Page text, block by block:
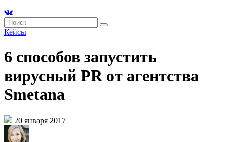
Кейсы
6 способов запустить
вирусный PR от агентства
Smetana
20 января 2017